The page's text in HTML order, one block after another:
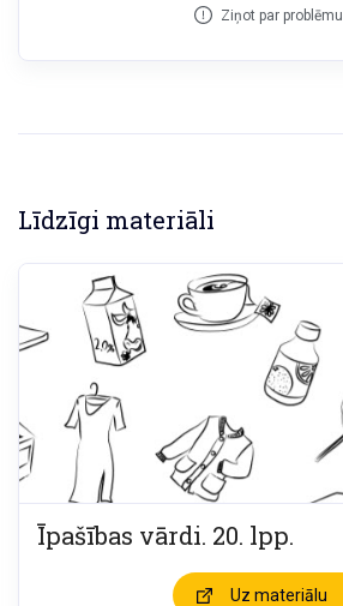
Ziņot par problēmu
Līdzīgi materiāli
Īpašības vārdi. 20. lpp.
Uz materiālu